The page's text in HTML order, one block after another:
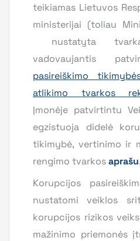
teikiamas Lietuvos
ministerijai (toliau
nustatyta
vadovaujantis
pasireiškimo
atlikimo tvarkos
Įmonėje patvirtintu
egzistuoja didelė
tikimybė, vertinimo ir
rengimo tvarkosaprašu.
Korupcijos
nustatomi veiklos
korupcijos rizikos
mažinimo priemonės